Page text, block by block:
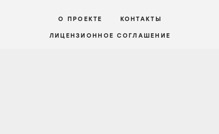
О ПРОЕКТЕ КОНТАКТЫ
ЛИЦЕНЗИОННОЕ СОГЛАШЕНИЕ